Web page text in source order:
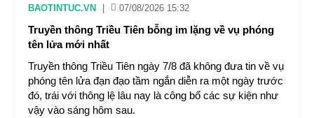
BAOTINTUC.VN 07/08/2026 15:32
Truyền thông Triều Tiên bỗng im lặng về vụ phóng
tên lửa mới nhất
Truyền thông Triều Tiên ngày 7/8 đã không đưa tin về vụ
phóng tên lửa đạn đạo tầm ngắn diễn ra một ngày trước
đó, trái với thông lệ lâu nay là công bố các sự kiện như
vậy vào sáng hôm sau.